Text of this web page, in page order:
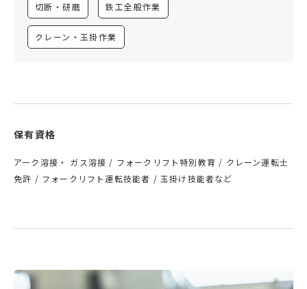
切断・研磨 鉄工全般作業
クレーン・玉掛作業
保有資格
アーク溶接・ ガス溶接 / フォークリフト特別教育 / クレーン運転士
免許 / フォークリフト運転技能者 / 玉掛け技能者など